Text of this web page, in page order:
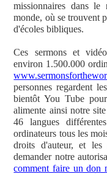
missionnaires dans le
monde, où se trouvent
d'écoles bibliques.
Ces sermons et
environ 1.500.000
personnes regardent
bientôt You Tube
alimente ainsi notre
46 langues
ordinateurs tous les
droits d'auteur, et les
demander notre
comment faire un don